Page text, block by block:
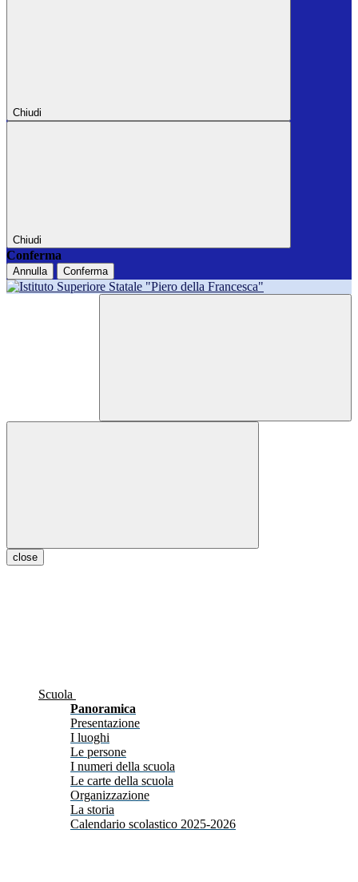
Chiudi
Chiudi
Conferma
Annulla Conferma
close
Scuola
Panoramica
Presentazione
I luoghi
Le persone
I numeri della scuola
Le carte della scuola
Organizzazione
La storia
Calendario scolastico 2025-2026